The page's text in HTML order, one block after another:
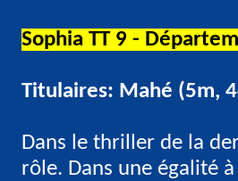
Sophia TT 9 -
Titulaires: Mahé (5m,
Dans le thriller de la
rôle. Dans une égalité